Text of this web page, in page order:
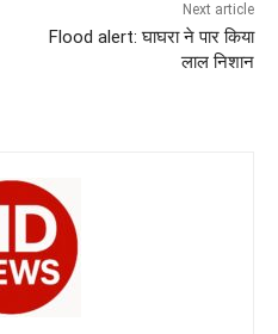
Next article
Flood alert: घाघरा ने पार किया
लाल निशान